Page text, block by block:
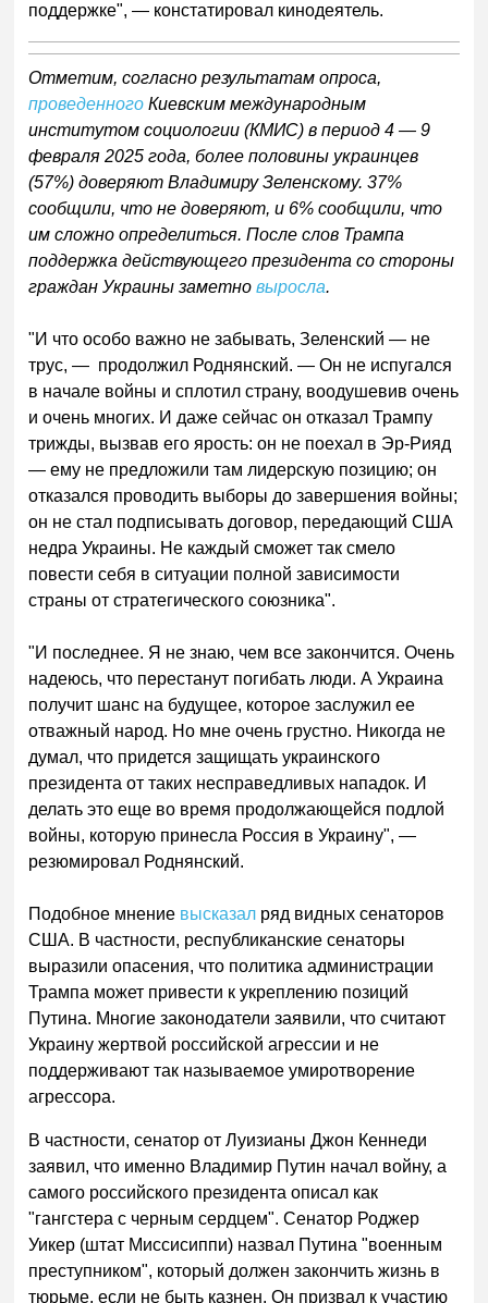
поддержке", — констатировал кинодеятель.
Отметим, согласно результатам опроса,
проведенного Киевским международным
институтом социологии (КМИС) в период 4 — 9
февраля 2025 года, более половины украинцев
(57%) доверяют Владимиру Зеленскому. 37%
сообщили, что не доверяют, и 6% сообщили, что
им сложно определиться. После слов Трампа
поддержка действующего президента со стороны
граждан Украины заметно выросла.
"И что особо важно не забывать, Зеленский — не
трус, — продолжил Роднянский. — Он не испугался
в начале войны и сплотил страну, воодушевив очень
и очень многих. И даже сейчас он отказал Трампу
трижды, вызвав его ярость: он не поехал в Эр-Рияд
— ему не предложили там лидерскую позицию; он
отказался проводить выборы до завершения войны;
он не стал подписывать договор, передающий США
недра Украины. Не каждый сможет так смело
повести себя в ситуации полной зависимости
страны от стратегического союзника".
"И последнее. Я не знаю, чем все закончится. Очень
надеюсь, что перестанут погибать люди. А Украина
получит шанс на будущее, которое заслужил ее
отважный народ. Но мне очень грустно. Никогда не
думал, что придется защищать украинского
президента от таких несправедливых нападок. И
делать это еще во время продолжающейся подлой
войны, которую принесла Россия в Украину", —
резюмировал Роднянский.
Подобное мнение высказал ряд видных сенаторов
США. В частности, республиканские сенаторы
выразили опасения, что политика администрации
Трампа может привести к укреплению позиций
Путина. Многие законодатели заявили, что считают
Украину жертвой российской агрессии и не
поддерживают так называемое умиротворение
агрессора.
В частности, сенатор от Луизианы Джон Кеннеди
заявил, что именно Владимир Путин начал войну, а
самого российского президента описал как
"гангстера с черным сердцем". Сенатор Роджер
Уикер (штат Миссисиппи) назвал Путина "военным
преступником", который должен закончить жизнь в
тюрьме, если не быть казнен. Он призвал к участию